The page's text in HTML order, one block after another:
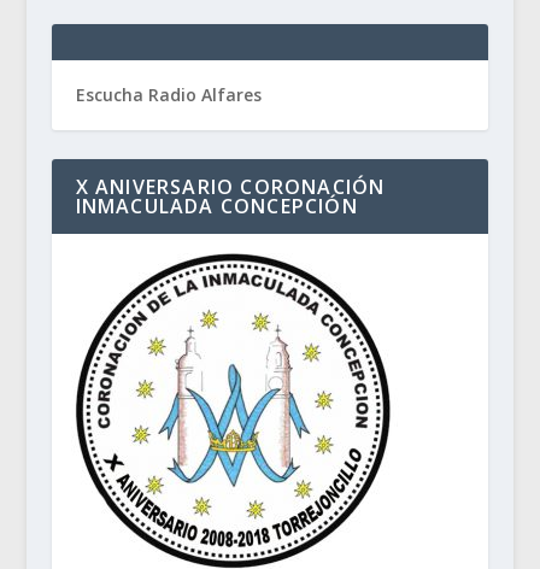
Escucha Radio Alfares
X ANIVERSARIO CORONACIÓN
INMACULADA CONCEPCIÓN